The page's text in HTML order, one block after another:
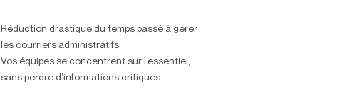
Réduction drastique du temps passé à gérer
les courriers administratifs.
Vos équipes se concentrent sur l’essentiel,
sans perdre d’informations critiques.